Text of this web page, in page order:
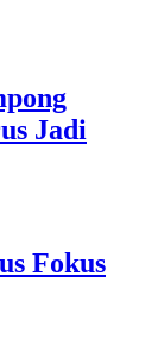
Jadi
Fokus